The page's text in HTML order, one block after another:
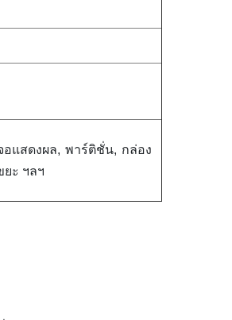
อแสดงผล, พาร์ติชั่น, กล่อง
ะ ฯลฯ